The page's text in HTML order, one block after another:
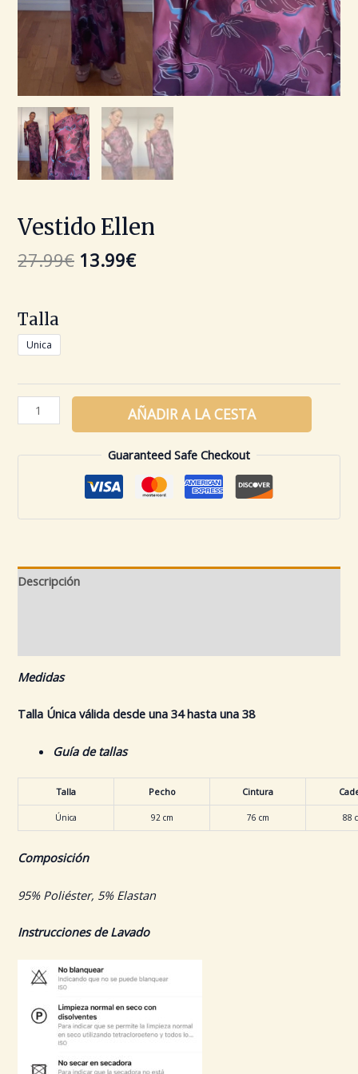
Vestido Ellen
27.99€ 13.99€
Talla
Unica
AÑADIR A LA CESTA
Guaranteed Safe Checkout
Descripción
Medidas
Talla Única válida desde una 34 hasta una 38
Guía de tallas
Talla Pecho Cintura
Única 92 cm 76 cm 88
Composición
95% Poliéster, 5% Elastan
Instrucciones de Lavado